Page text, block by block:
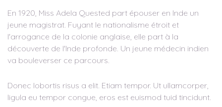
En 1920, Miss Adela Quested part épouser en Inde un
jeune magistrat. Fuyant le nationalisme étroit et
l'arrogance de la colonie anglaise, elle part à la
découverte de l'Inde profonde. Un jeune médecin indien
va bouleverser ce parcours.
Donec lobortis risus a elit. Etiam tempor. Ut ullamcorper,
ligula eu tempor congue, eros est euismod tuid tincidunt.